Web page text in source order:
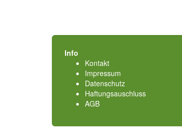
Info
Kontakt
Impressum
Datenschutz
Haftungsauschluss
AGB